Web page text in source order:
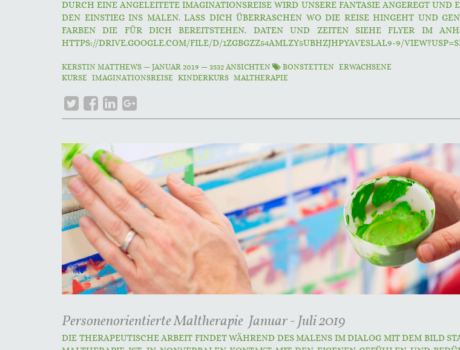
DURCH EINE ANGELEITETE IMAGINATIONSREISE WIRD UNSERE FANTASIE ANGEREGT UND
DEN EINSTIEG INS MALEN. LASS DICH ÜBERRASCHEN WO DIE REISE HINGEHT UND
FARBEN DIE FÜR DICH BEREITSTEHEN. DATEN UND ZEITEN SIEHE FLYER IM
HTTPS://DRIVE.GOOGLE.COM/FILE/D/1ZGBGZZ54AMLZY5UBHZJHPYAVESLAL9-9/
KERSTIN MATTHEWS — JANUAR 2019 — 3532 ANSICHTEN BONSTETTEN ERWACHSENE
KURSE IMAGINATIONSREISE KINDERKURS MALTHERAPIE
Personenorientierte Maltherapie Januar - Juli 2019
DIE THERAPEUTISCHE ARBEIT FINDET WÄHREND DES MALENS IM DIALOG MIT DEM BILD